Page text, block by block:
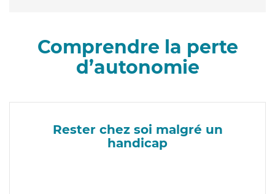
Comprendre la perte
d’autonomie
Rester chez soi malgré un
handicap